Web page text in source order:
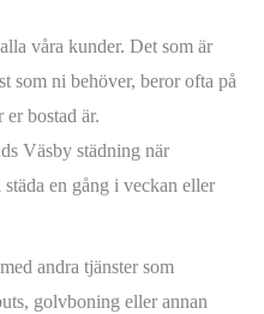
våra kunder. Det som är
som ni behöver, beror ofta på
er bostad är.
Väsby städning när
en gång i veckan eller
andra tjänster som
golvboning eller annan